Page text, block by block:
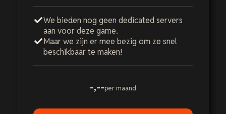
We bieden nog geen dedicated servers
aan voor deze game.
Maar we zijn er mee bezig om ze snel
beschikbaar te maken!
-,--per maand